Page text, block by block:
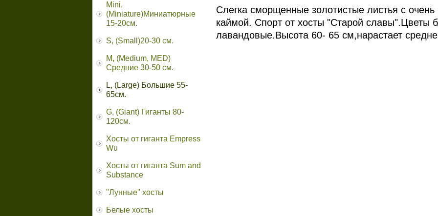
Mini,
(Miniature)Миниатюрные
15-20см.
S, (Small)20-30 см.
M, (Medium, MED)
Средние 30-50 см.
L, (Large) Большие 55-
65cм.
G, (Giant) Гиганты 80-
120см.
Хосты от гиганта Empress
Wu
Хосты от гиганта Sum and
Substance
"Лунные" хосты
Белые хосты
Слегка сморщенные золотистые листья с
каймой. Спорт от хосты "Старой славы".Цветы
лавандовые.Высота 60- 65 см,нарастает